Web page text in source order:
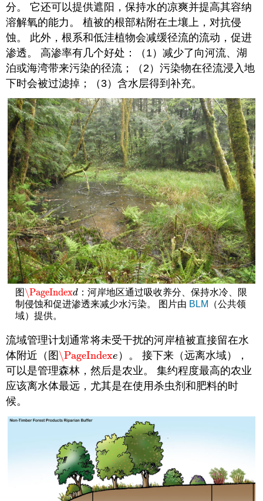
分。 它还可以提供遮阳，保持水的凉爽并提高其容纳
溶解氧的能力。 植被的根部粘附在土壤上，对抗侵
蚀。 此外，根系和低洼植物会减缓径流的流动，促进
渗透。 高渗率有几个好处：（1）减少了向河流、湖
泊或海湾带来污染的径流；（2）污染物在径流浸入地
下时会被过滤掉；（3）含水层得到补充。
图\PageIndexd
\PageIndexd ：河岸地区通过吸收养分、保持水冷、限
制侵蚀和促进渗透来减少水污染。 图片由 BLM
（公共领
域）提供。
流域管理计划通常将未受干扰的河岸植被直接留在水
体附近（图 \PageIndexe
\PageIndexe ）。 接下来（远离水域），
可以是管理森林，然后是农业。 集约程度最高的农业
应该离水体最远，尤其是在使用杀虫剂和肥料的时
候。